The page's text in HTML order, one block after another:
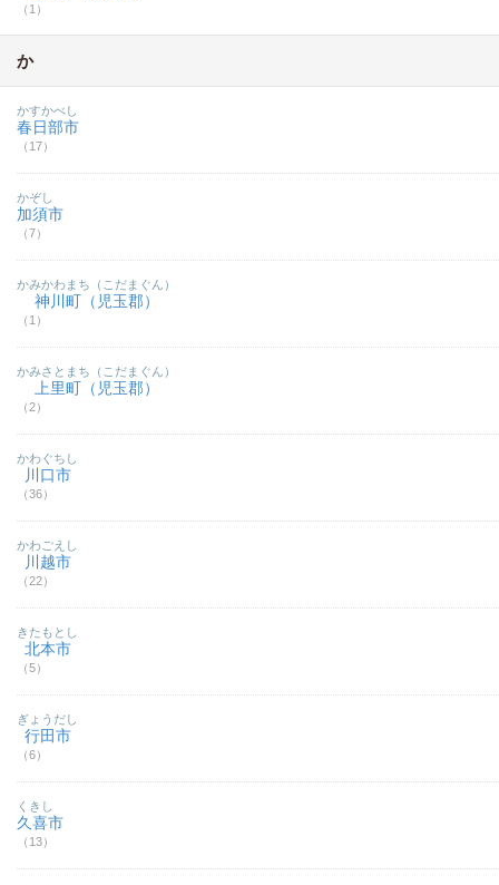
（1）
か
春日部市
（17）
かすかべし
加須市
（7）
かぞし
神川町（児玉郡）
（1）
かみかわまち（こだまぐん）
上里町（児玉郡）
（2）
かみさとまち（こだまぐん）
川口市
（36）
かわぐちし
川越市
（22）
かわごえし
北本市
（5）
きたもとし
行田市
（6）
ぎょうだし
久喜市
（13）
くきし